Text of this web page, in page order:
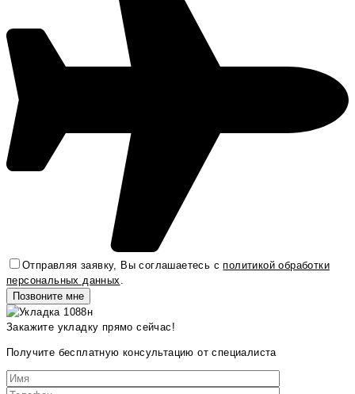
Отправляя заявку, Вы соглашаетесь сполитикой обработки
персональных данных.
Закажите укладку прямо сейчас!
Получите бесплатную консультацию от специалиста